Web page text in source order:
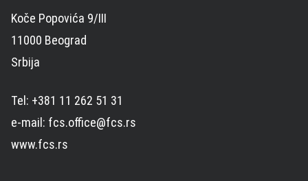
Koče Popovića 9/III
11000 Beograd
Srbija
Tel: +381 11 262 51 31
e-mail: fcs.office@fcs.rs
www.fcs.rs